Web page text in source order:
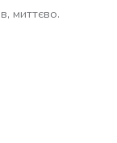
миттєво.